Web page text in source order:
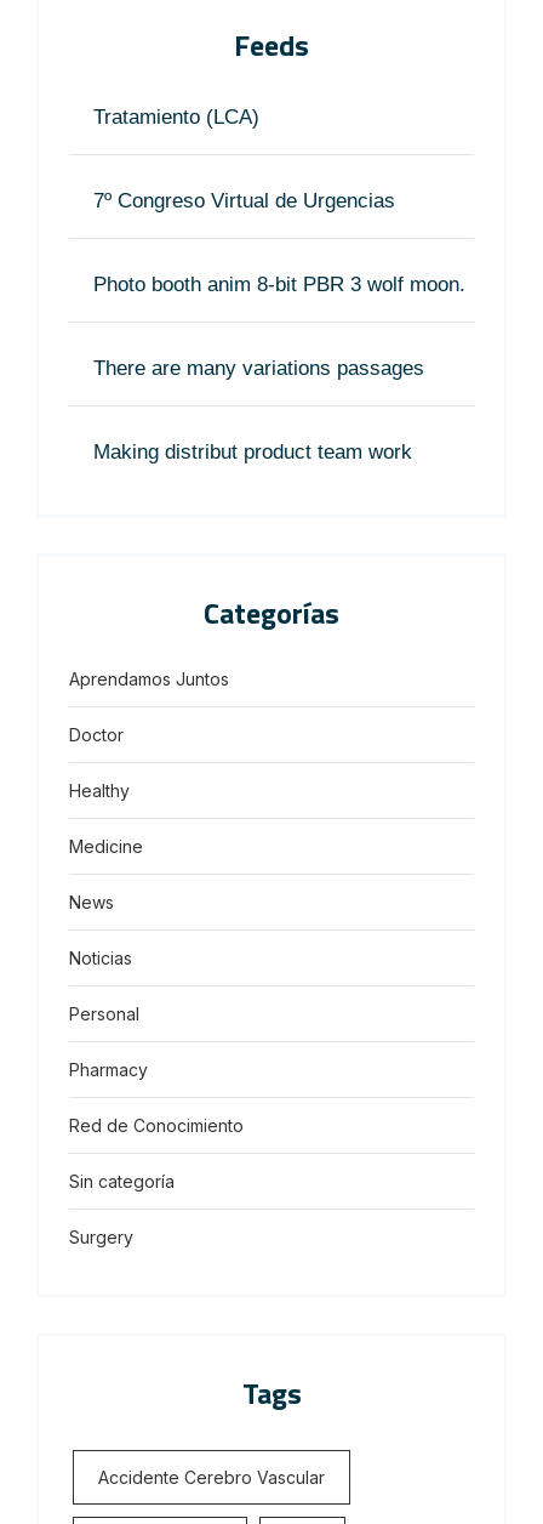
Feeds
Tratamiento (LCA)
7º Congreso Virtual de Urgencias
Photo booth anim 8-bit PBR 3 wolf moon.
There are many variations passages
Making distribut product team work
Categorías
Aprendamos Juntos
Doctor
Healthy
Medicine
News
Noticias
Personal
Pharmacy
Red de Conocimiento
Sin categoría
Surgery
Tags
Accidente Cerebro Vascular